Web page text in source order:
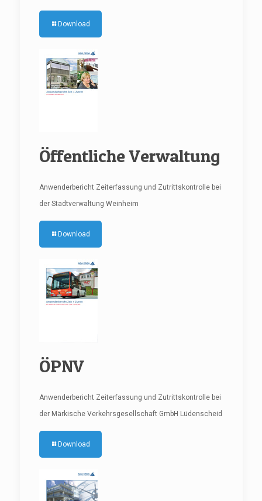
Download
Öffentliche Verwaltung
Anwenderbericht Zeiterfassung und Zutrittskontrolle bei
der Stadtverwaltung Weinheim
Download
ÖPNV
Anwenderbericht Zeiterfassung und Zutrittskontrolle bei
der Märkische Verkehrsgesellschaft GmbH Lüdenscheid
Download